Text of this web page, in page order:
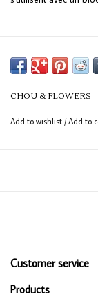
CHOU & FLOWERS
Add to wishlist /Add to
Customer service
Products